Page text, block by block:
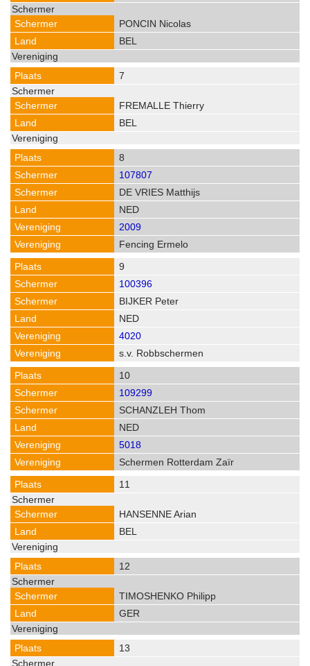
PONCIN Nicolas
BEL
7
FREMALLE Thierry
BEL
8
107807
DE VRIES Matthijs
NED
2009
Fencing Ermelo
9
100396
BIJKER Peter
NED
4020
s.v. Robbschermen
10
109299
SCHANZLEH Thom
NED
5018
Schermen Rotterdam Zaïr
11
HANSENNE Arian
BEL
12
TIMOSHENKO Philipp
GER
13